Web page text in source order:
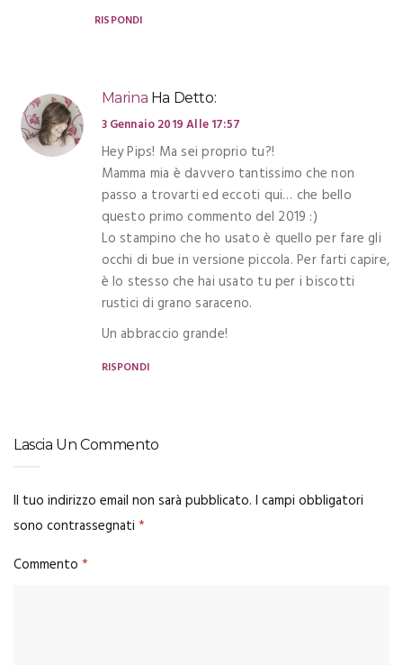
RISPONDI
Marina Ha Detto:
3 Gennaio 2019 Alle 17:57
Hey Pips! Ma sei proprio tu?!
Mamma mia è davvero tantissimo che non
passo a trovarti ed eccoti qui… che bello
questo primo commento del 2019 :)
Lo stampino che ho usato è quello per fare gli
occhi di bue in versione piccola. Per farti capire,
è lo stesso che hai usato tu per i biscotti
rustici di grano saraceno.
Un abbraccio grande!
RISPONDI
Lascia Un Commento
Il tuo indirizzo email non sarà pubblicato. I campi obbligatori
sono contrassegnati *
Commento *